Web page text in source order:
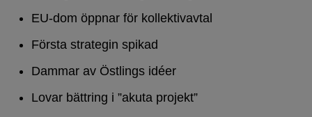
EU-dom öppnar för kollektivavtal
Första strategin spikad
Dammar av Östlings idéer
Lovar bättring i ”akuta projekt”